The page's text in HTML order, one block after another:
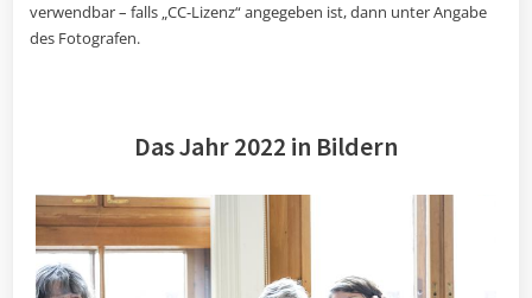
verwendbar – falls „CC-Lizenz“ angegeben ist, dann unter Angabe
des Fotografen.
Das Jahr 2022 in Bildern